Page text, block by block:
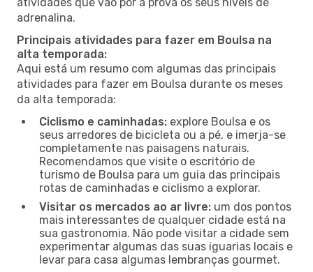
adrenalina.
Principais atividades para fazer em Boulsa na
alta temporada:
Aqui está um resumo com algumas das principais
atividades para fazer em Boulsa durante os meses
da alta temporada:
Ciclismo e caminhadas: explore Boulsa e os
seus arredores de bicicleta ou a pé, e imerja-se
completamente nas paisagens naturais.
Recomendamos que visite o escritório de
turismo de Boulsa para um guia das principais
rotas de caminhadas e ciclismo a explorar.
Visitar os mercados ao ar livre: um dos pontos
mais interessantes de qualquer cidade está na
sua gastronomia. Não pode visitar a cidade sem
experimentar algumas das suas iguarias locais e
levar para casa algumas lembranças gourmet.